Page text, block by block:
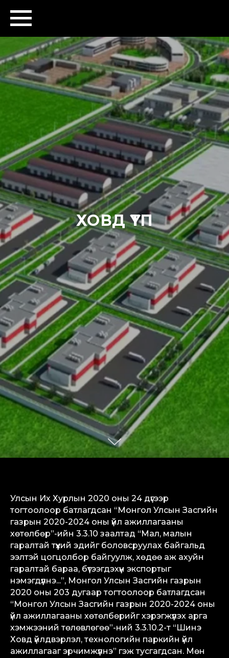
ХОВД ҮТП
Улсын Их Хурлын 2020 оны 24 дүгээр
тогтоолоор батлагдсан “Монгол Улсын Засгийн
газрын 2020-2024 оны үйл ажиллагааны
хөтөлбөр”-ийн 3.3.10 заалтад “Мал, малын
гаралтай түүхий эдийг боловсруулах байгальд
ээлтэй цогцолбор байгуулж, хөдөө аж ахуйн
гаралтай бараа, бүтээгдэхүүн экспортыг
нэмэгдүүлнэ...”, Монгол Улсын Засгийн газрын
2020 оны 203 дугаар тогтоолоор батлагдсан
“Монгол Улсын Засгийн газрын 2020-2024 оны
үйл ажиллагааны хөтөлбөрийг хэрэгжүүлэх арга
хэмжээний төлөвлөгөө”-ний 3.3.10.2-т “Шинэ
Ховд үйлдвэрлэл, технологийн паркийн үйл
ажиллагааг эрчимжүүлнэ” гэж тусгагдсан. Мөн